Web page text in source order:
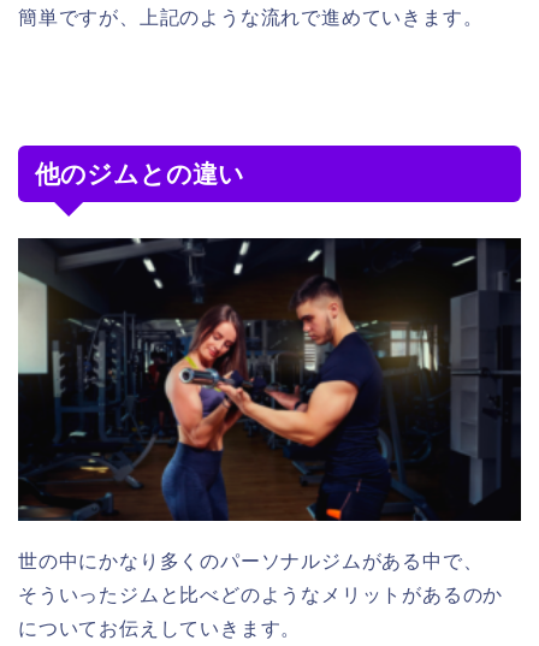
簡単ですが、上記のような流れで進めていきます。
他のジムとの違い
世の中にかなり多くのパーソナルジムがある中で、
そういったジムと比べどのようなメリットがあるのか
についてお伝えしていきます。